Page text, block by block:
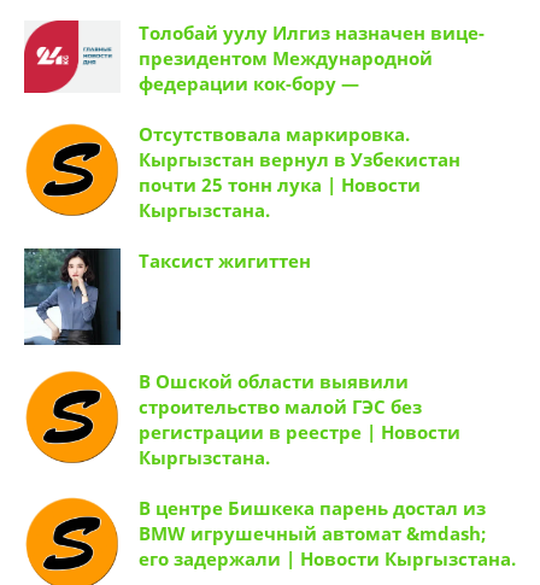
Толобай уулу Илгиз назначен вице-
президентом Международной
федерации кок-бору —
Отсутствовала маркировка.
Кыргызстан вернул в Узбекистан
почти 25 тонн лука | Новости
Кыргызстана.
Таксист жигиттен
В Ошской области выявили
строительство малой ГЭС без
регистрации в реестре | Новости
Кыргызстана.
В центре Бишкека парень достал из
BMW игрушечный автомат &mdash;
его задержали | Новости Кыргызстана.